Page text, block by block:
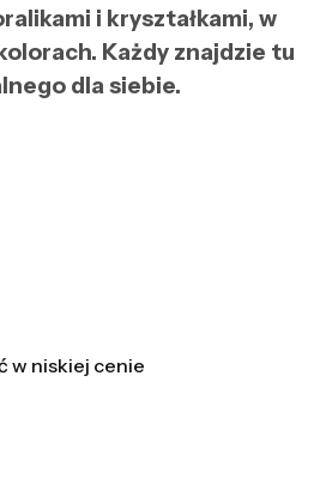
i kryształkami, w
Każdy znajdzie tu
dla siebie.
w niskiej cenie